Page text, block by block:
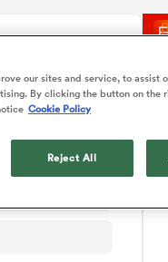
our sites and service, to assist
By clicking the button on the
Cookie Policy
Reject All